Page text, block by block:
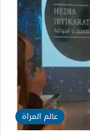
عالم المراة